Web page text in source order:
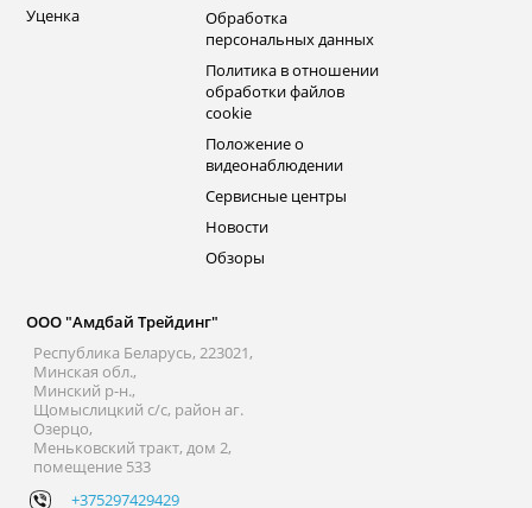
Уценка
Обработка
персональных данных
Политика в отношении
обработки файлов
cookie
Положение о
видеонаблюдении
Сервисные центры
Новости
Обзоры
ООО "Амдбай Трейдинг"
Республика Беларусь, 223021,
Минская обл.,
Минский р-н.,
Щомыслицкий с/с, район аг.
Озерцо,
Меньковский тракт, дом 2,
помещение 533
+375297429429